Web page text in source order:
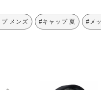
メンズ #キャップ 夏 #メッ